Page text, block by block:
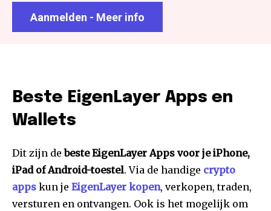
Aanmelden - Meer info
Beste EigenLayer Apps en
Wallets
Dit zijn debeste EigenLayer Apps voor je iPhone,
iPad of Android-toestel. Via de handige crypto
apps kun je EigenLayer kopen, verkopen, traden,
versturen en ontvangen. Ook is het mogelijk om